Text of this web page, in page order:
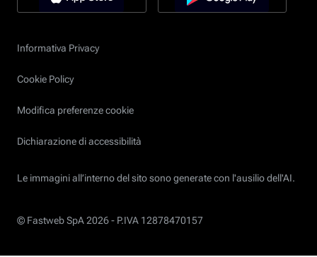
Informativa Privacy
Cookie Policy
Modifica preferenze cookie
Dichiarazione di accessibilità
Le immagini all’interno del sito sono generate con l'ausilio dell'AI.
© Fastweb SpA 2026 - P.IVA 12878470157